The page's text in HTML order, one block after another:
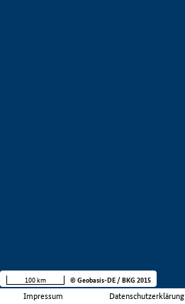
Impressum Datenschutzerklärung
100 km © Geobasis-DE / BKG 2015